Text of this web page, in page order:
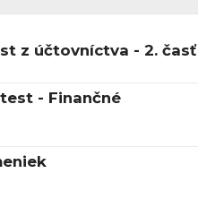
z účtovníctva - 2. časť
- Finančné